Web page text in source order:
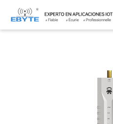
Home > Modem > Wireless